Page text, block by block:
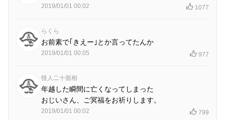
2019/01/01 00:02 1077
らくら
お前素で｢きえー｣とか言ってたんか
2019/01/01 00:05 977
怪人二十面相
年越した瞬間に亡くなってしまった
おじいさん、ご冥福をお祈りします。
2019/01/01 00:02 799